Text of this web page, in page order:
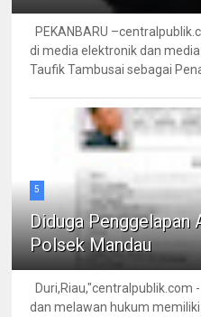
PEKANBARU
di media elektronik dan
Taufik Tambusai sebagai
5
Diduga Penggelapan
Polsek Mandau
Duri,Riau,"centralpublik.com
dan melawan hukum